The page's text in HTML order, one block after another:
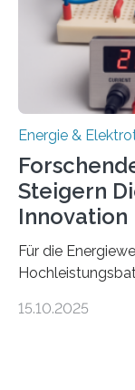
Bayerischen
Mittelpunkt
Energie &
Steigern
Innovation
Für die
Doch mit der
15.10.2025